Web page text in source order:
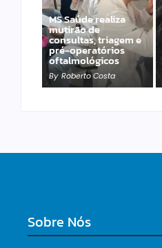
MS Saúde realiza
mutirão de
consultas, triagem e
pré-operatórios
oftalmológicos
By Roberto Costa
Gerson destaca
impacto das obras
rodoviárias na
qualidade de vida
em MS
By Roberto Costa
Sobre Nós